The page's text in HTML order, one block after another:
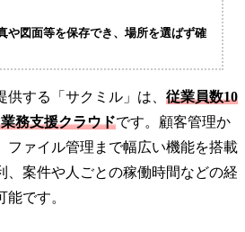
や図面等を保存でき、場所を選ばず確
する「サクミル」は、 従業員数10
務支援クラウドです。顧客管理か
ファイル管理まで幅広い機能を搭載
、案件や人ごとの稼働時間などの経
です。